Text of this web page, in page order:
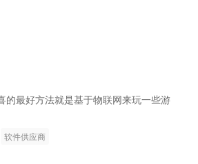
的最好方法就是基于物联网来玩一些游
软件供应商